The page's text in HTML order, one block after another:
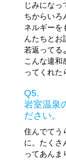
じみになっ
ちからいろ
ネルギーを
んたちとお
若返ってる
こんな違和
ってくれた
Q5.
岩室温泉
ださい。
住んでてう
に。たくさ
ってあんま